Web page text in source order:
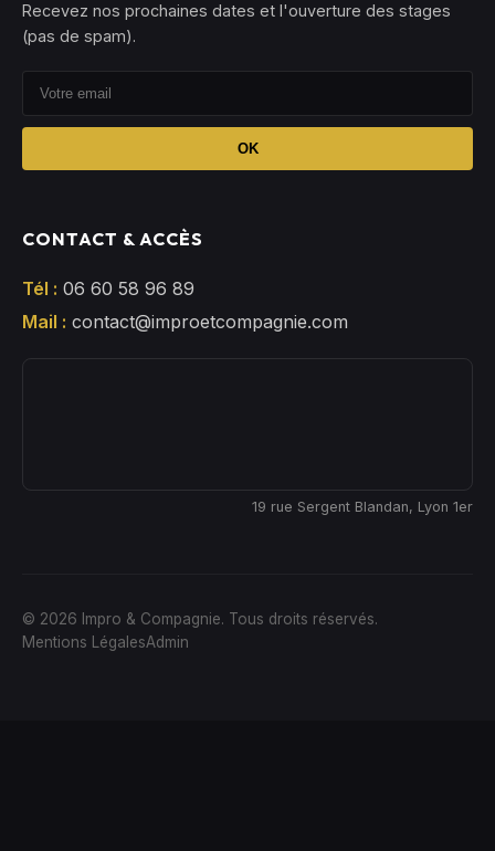
Recevez nos prochaines dates et l'ouverture des stages
(pas de spam).
OK
CONTACT & ACCÈS
Tél : 06 60 58 96 89
Mail : contact@improetcompagnie.com
19 rue Sergent Blandan, Lyon 1er
© 2026 Impro & Compagnie. Tous droits réservés.
Mentions LégalesAdmin